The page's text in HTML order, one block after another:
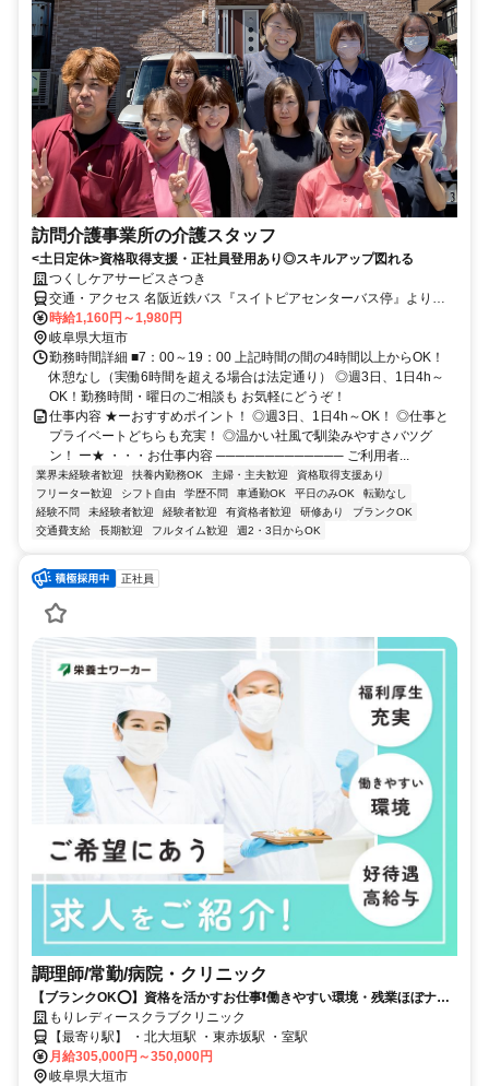
訪問介護事業所の介護スタッフ
<土日定休>資格取得支援・正社員登用あり◎スキルアップ図れる
つくしケアサービスさつき
交通・アクセス 名阪近鉄バス『スイトピアセンターバス停』より徒
歩5分
時給1,160円～1,980円
岐阜県大垣市
勤務時間詳細 ■7：00～19：00 上記時間の間の4時間以上からOK！
休憩なし（実働6時間を超える場合は法定通り） ◎週3日、1日4h～
OK！勤務時間・曜日のご相談も お気軽にどうぞ！
仕事内容 ★ーおすすめポイント！ ◎週3日、1日4h～OK！ ◎仕事と
プライベートどちらも充実！ ◎温かい社風で馴染みやすさバツグ
ン！ ー★ ・・・お仕事内容 ───────────── ご利用者...
業界未経験者歓迎 扶養内勤務OK 主婦・主夫歓迎
資格取得支援あり
フリーター歓迎
シフト自由 学歴不問 車通勤OK 平日のみOK
転勤なし
経験不問
未経験者歓迎 経験者歓迎 有資格者歓迎 研修あり
ブランクOK
交通費支給
長期歓迎 フルタイム歓迎 週2・3日からOK
正社員
調理師/常勤/病院・クリニック
【ブランクOK⭕️】資格を活かすお仕事❗️働きやすい環境・残業ほぼナシ
✨ もりレディースクラブクリニック
【最寄り駅】 ・北大垣駅 ・東赤坂駅 ・室駅
月給305,000円～350,000円
岐阜県大垣市